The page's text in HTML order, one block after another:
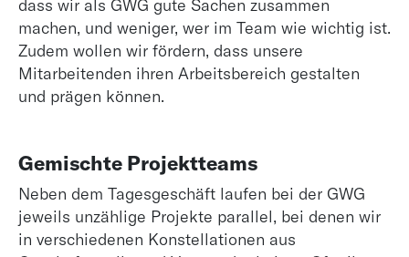
dass wir als GWG gute Sachen zusammen
machen, und weniger, wer im Team wie wichtig ist.
Zudem wollen wir fördern, dass unsere
Mitarbeitenden ihren Arbeitsbereich gestalten
und prägen können.
Gemischte Projektteams
Neben dem Tagesgeschäft laufen bei der GWG
jeweils unzählige Projekte parallel, bei denen wir
in verschiedenen Konstellationen aus